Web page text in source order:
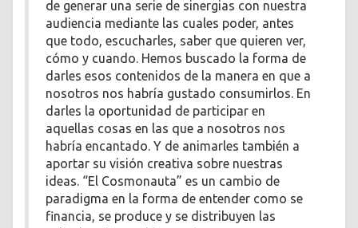
de generar una serie de sinergias con nuestra
audiencia mediante las cuales poder, antes
que todo, escucharles, saber que quieren ver,
cómo y cuando. Hemos buscado la forma de
darles esos contenidos de la manera en que a
nosotros nos habría gustado consumirlos. En
darles la oportunidad de participar en
aquellas cosas en las que a nosotros nos
habría encantado. Y de animarles también a
aportar su visión creativa sobre nuestras
ideas. “El Cosmonauta” es un cambio de
paradigma en la forma de entender como se
financia, se produce y se distribuyen las